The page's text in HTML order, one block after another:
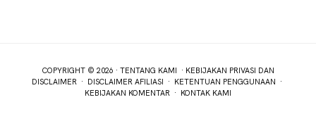
COPYRIGHT © 2026 · TENTANG KAMI · KEBIJAKAN PRIVASI DAN
DISCLAIMER · DISCLAIMER AFILIASI · KETENTUAN PENGGUNAAN ·
KEBIJAKAN KOMENTAR · KONTAK KAMI